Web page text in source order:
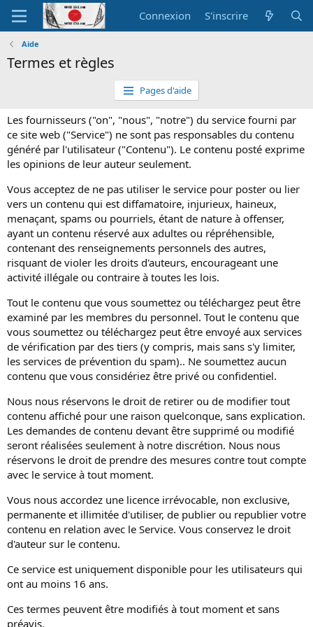
Connexion S'inscrire
Aide
Termes et règles
Pages d'aide
Les fournisseurs ("on", "nous", "notre") du service fourni par
ce site web ("Service") ne sont pas responsables du contenu
généré par l'utilisateur ("Contenu"). Le contenu posté exprime
les opinions de leur auteur seulement.
Vous acceptez de ne pas utiliser le service pour poster ou lier
vers un contenu qui est diffamatoire, injurieux, haineux,
menaçant, spams ou pourriels, étant de nature à offenser,
ayant un contenu réservé aux adultes ou répréhensible,
contenant des renseignements personnels des autres,
risquant de violer les droits d'auteurs, encourageant une
activité illégale ou contraire à toutes les lois.
Tout le contenu que vous soumettez ou téléchargez peut être
examiné par les membres du personnel. Tout le contenu que
vous soumettez ou téléchargez peut être envoyé aux services
de vérification par des tiers (y compris, mais sans s'y limiter,
les services de prévention du spam).. Ne soumettez aucun
contenu que vous considériez être privé ou confidentiel.
Nous nous réservons le droit de retirer ou de modifier tout
contenu affiché pour une raison quelconque, sans explication.
Les demandes de contenu devant être supprimé ou modifié
seront réalisées seulement à notre discrétion. Nous nous
réservons le droit de prendre des mesures contre tout compte
avec le service à tout moment.
Vous nous accordez une licence irrévocable, non exclusive,
permanente et illimitée d'utiliser, de publier ou republier votre
contenu en relation avec le Service. Vous conservez le droit
d'auteur sur le contenu.
Ce service est uniquement disponible pour les utilisateurs qui
ont au moins 16 ans.
Ces termes peuvent être modifiés à tout moment et sans
préavis.